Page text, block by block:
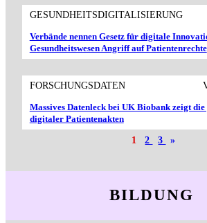
GESUNDHEITSDIGITALISIERUNG
Verbände nennen Gesetz für digitale
Gesundheitswesen Angriff auf Patientenrechte
FORSCHUNGSDATEN
Massives Datenleck bei UK Biobank zeigt
digitaler Patientenakten
1 2 3
»
BILDUNG